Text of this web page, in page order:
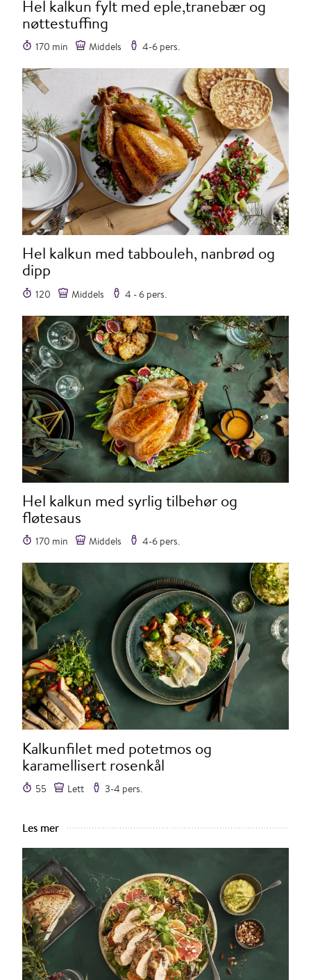
Hel kalkun fylt med eple,tranebær og
nøttestuffing
170 min Middels 4-6 pers.
Hel kalkun med tabbouleh, nanbrød og
dipp
120 Middels 4 - 6 pers.
Hel kalkun med syrlig tilbehør og
fløtesaus
170 min Middels 4-6 pers.
Kalkunfilet med potetmos og
karamellisert rosenkål
55 Lett 3-4 pers.
Les mer